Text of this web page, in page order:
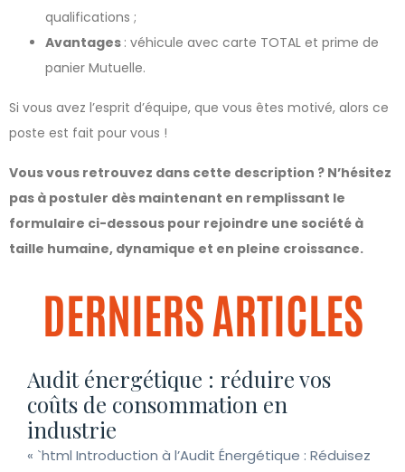
qualifications ;
Avantages : véhicule avec carte TOTAL et prime de
panier Mutuelle.
Si vous avez l’esprit d’équipe, que vous êtes motivé, alors ce
poste est fait pour vous !
Vous vous retrouvez dans cette description ? N’hésitez
pas à postuler dès maintenant en remplissant le
formulaire ci-dessous pour rejoindre une société à
taille humaine, dynamique et en pleine croissance.
DERNIERS ARTICLES
Audit énergétique : réduire vos
coûts de consommation en
industrie
« `html Introduction à l’Audit Énergétique : Réduisez